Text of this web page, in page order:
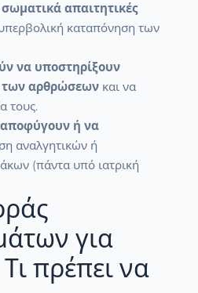
απαιτητικές
καταπόνηση των
να υποστηρίξουν
των αρθρώσεων και να
τους.
ή να
αναλγητικών ή
(πάντα υπό ιατρική
για
πρέπει να